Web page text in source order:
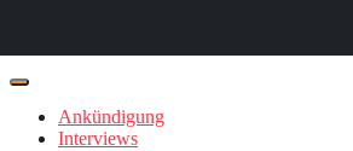
Ankündigung
Interviews